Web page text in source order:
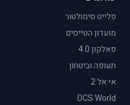
פלייט סימולטור
מועדון הטייסים
פאלקון 4.0
תעופה וביטחון
אי אל 2
DCS World